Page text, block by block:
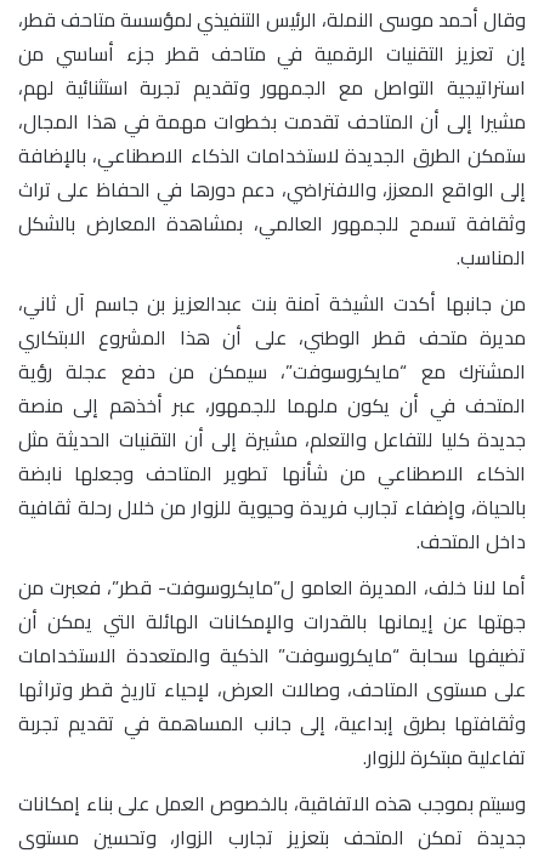
وقال أحمد موسى النملة، الرئيس التنفيذي لمؤسسة متاحف قطر،
إن تعزيز التقنيات الرقمية في متاحف قطر جزء أساسي من
استراتيجية التواصل مع الجمهور وتقديم تجربة استثنائية لهم،
مشيرا إلى أن المتاحف تقدمت بخطوات مهمة في هذا المجال،
ستمكن الطرق الجديدة لاستخدامات الذكاء الاصطناعي، بالإضافة
إلى الواقع المعزز، والافتراضي، دعم دورها في الحفاظ على تراث
وثقافة تسمح للجمهور العالمي، بمشاهدة المعارض بالشكل
المناسب.
من جانبها أكدت الشيخة آمنة بنت عبدالعزيز بن جاسم آل ثاني،
مديرة متحف قطر الوطني، على أن هذا المشروع الابتكاري
المشترك مع “مايكروسوفت”، سيمكن من دفع عجلة رؤية
المتحف في أن يكون ملهما للجمهور، عبر أخذهم إلى منصة
جديدة كليا للتفاعل والتعلم، مشيرة إلى أن التقنيات الحديثة مثل
الذكاء الاصطناعي من شأنها تطوير المتاحف وجعلها نابضة
بالحياة، وإضفاء تجارب فريدة وحيوية للزوار من خلال رحلة ثقافية
داخل المتحف.
أما لانا خلف، المديرة العامو ل”مايكروسوفت- قطر”، فعبرت من
جهتها عن إيمانها بالقدرات والإمكانات الهائلة التي يمكن أن
تضيفها سحابة “مايكروسوفت” الذكية والمتعددة الاستخدامات
على مستوى المتاحف، وصالات العرض، لإحياء تاريخ قطر وتراثها
وثقافتها بطرق إبداعية، إلى جانب المساهمة في تقديم تجربة
تفاعلية مبتكرة للزوار.
وسيتم بموجب هذه الاتفاقية، بالخصوص العمل على بناء إمكانات
جديدة تمكن المتحف بتعزيز تجارب الزوار، وتحسين مستوى